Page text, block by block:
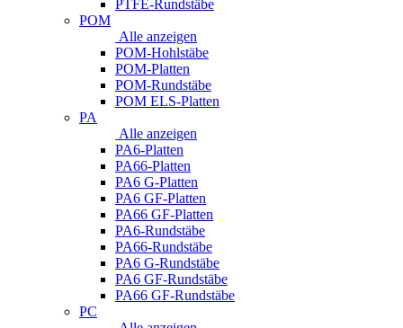
PTFE-Rundstäbe
POM
Alle anzeigen
POM-Hohlstäbe
POM-Platten
POM-Rundstäbe
POM ELS-Platten
PA
Alle anzeigen
PA6-Platten
PA66-Platten
PA6 G-Platten
PA6 GF-Platten
PA66 GF-Platten
PA6-Rundstäbe
PA66-Rundstäbe
PA6 G-Rundstäbe
PA6 GF-Rundstäbe
PA66 GF-Rundstäbe
PC